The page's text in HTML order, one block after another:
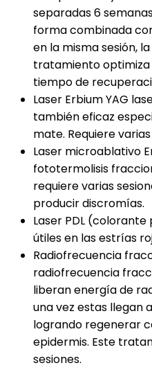
separadas 6
forma combinada
en la misma sesión,
tratamiento optimiza
tiempo de
Laser Erbium YAG
también eficaz
mate. Requiere
Laser microablativo
fototermolisis
requiere varias
producir discromías.
Laser PDL (colorante
útiles en las estrías
Radiofrecuencia
radiofrecuencia
liberan energía de
una vez estas llegan
logrando regenerar
epidermis. Este
sesiones.